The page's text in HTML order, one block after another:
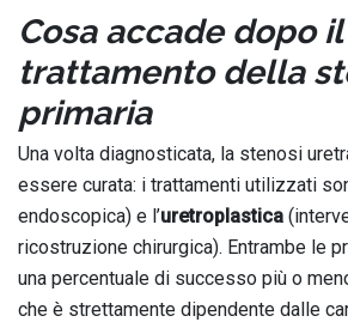
Cosa accade dopo il
trattamento della
primaria
Una volta diagnosticata, la stenosi
essere curata: i trattamenti utilizzati
endoscopica) e l’uretroplastica
ricostruzione chirurgica). Entrambe le
una percentuale di successo più o
che è strettamente dipendente dalle